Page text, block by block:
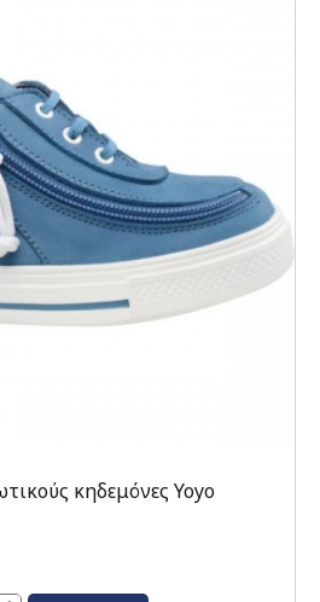
κηδεμόνες Yoyo